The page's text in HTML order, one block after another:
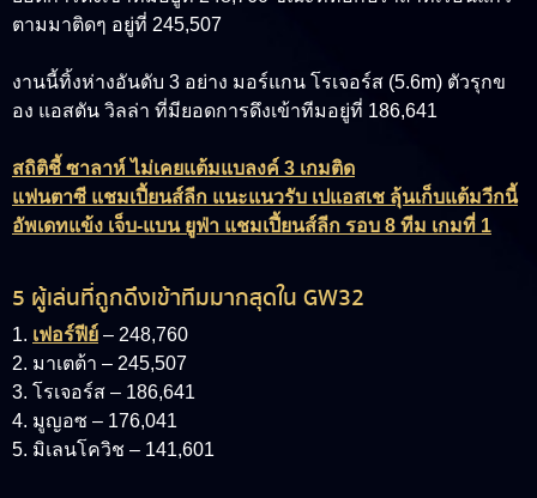
ตามมาติดๆ อยู่ที่ 245,507
งานนี้ทิ้งห่างอันดับ 3 อย่าง มอร์แกน โรเจอร์ส (5.6m) ตัวรุกข
อง แอสตัน วิลล่า ที่มียอดการดึงเข้าทีมอยู่ที่ 186,641
สถิติชี้ ซาลาห์ ไม่เคยแต้มแบลงค์ 3 เกมติด
แฟนตาซี แชมเปี้ยนส์ลีก แนะแนวรับ เปแอสเช ลุ้นเก็บแต้มวีกนี้
อัพเดทแข้ง เจ็บ-แบน ยูฟ่า แชมเปี้ยนส์ลีก รอบ 8 ทีม เกมที่ 1
5 ผู้เล่นที่ถูกดึงเข้าทีมมากสุดใน GW32
1. เฟอร์ฟีย์ – 248,760
2. มาเตต้า – 245,507
3. โรเจอร์ส – 186,641
4. มูญอซ – 176,041
5. มิเลนโควิช – 141,601